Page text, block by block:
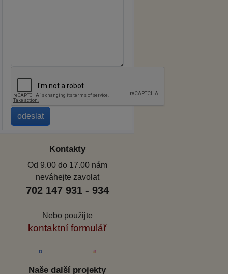
Kontakty
Od 9.00 do 17.00 nám
neváhejte zavolat
702 147 931 - 934
Nebo použijte
kontaktní formulář
Naše další projekty